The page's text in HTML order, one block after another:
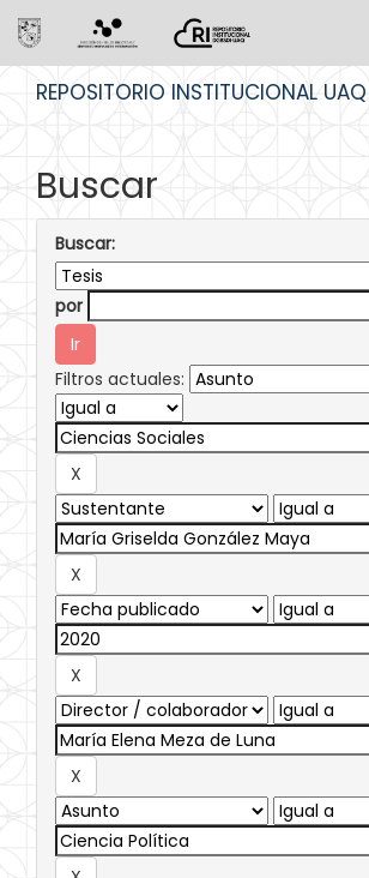
REPOSITORIO INSTITUCIONAL UAQ
Buscar
Buscar:
por
Filtros actuales: